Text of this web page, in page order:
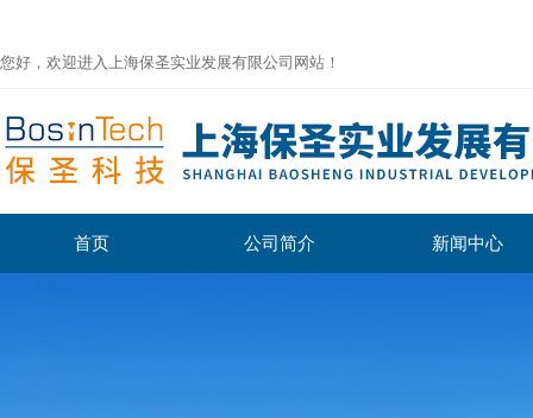
您好，欢迎进入上海保圣实业发展有限公司网站！
首页 公司简介 新闻中心